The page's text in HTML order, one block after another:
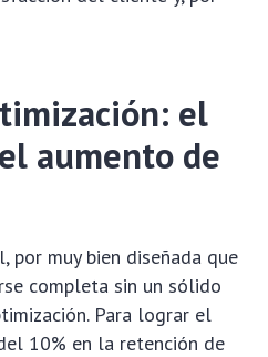
el
aumento de
por muy bien diseñada que
completa sin un sólido
Para lograr el
10% en la retención de